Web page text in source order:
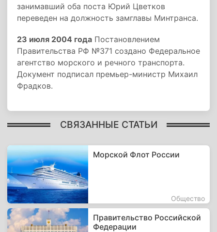
занимавший оба поста Юрий Цветков
переведен на должность замглавы Минтранса.
23 июля 2004 года Постановлением
Правительства РФ №371 создано Федеральное
агентство морского и речного транспорта.
Документ подписал премьер-министр Михаил
Фрадков.
СВЯЗАННЫЕ СТАТЬИ
Морской Флот России
Общество
Правительство Российской
Федерации